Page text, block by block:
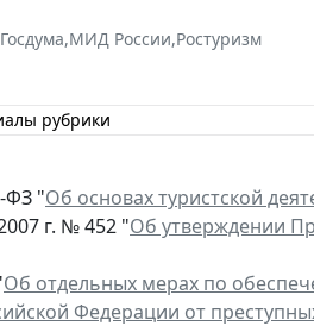
Госдума,МИД России,Ростуризм
рубрики
ФЗ "Об основах туристской
г. № 452 "Об утверждении
Об отдельных мерах по
Федерации от